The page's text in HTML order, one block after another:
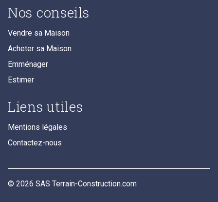
Nos conseils
Vendre sa Maison
Acheter sa Maison
Emménager
Estimer
Liens utiles
Mentions légales
Contactez-nous
© 2026 SAS Terrain-Construction.com